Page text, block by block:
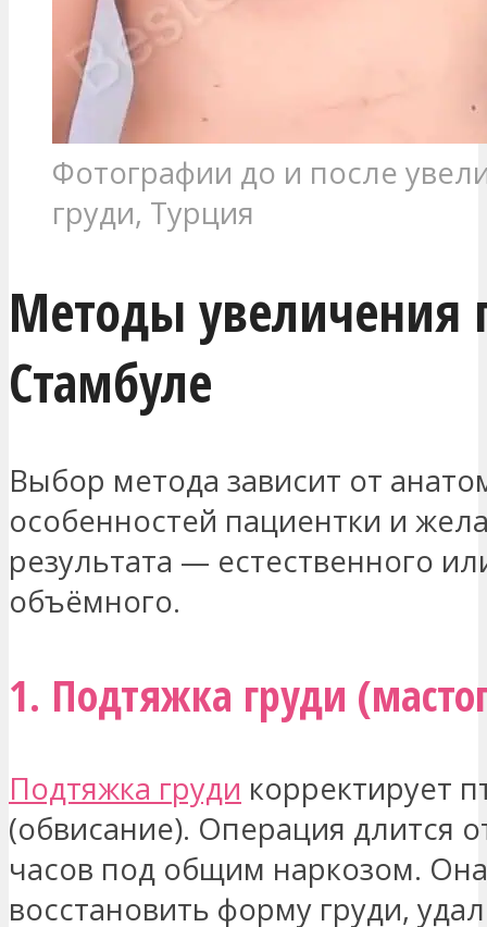
Фотографии до и после
груди, Турция
Методы увеличения
Стамбуле
Выбор метода зависит от
особенностей пациентки и
результата — естественного
объёмного.
1. Подтяжка груди
Подтяжка груди корректирует
(обвисание). Операция длится
часов под общим наркозом.
восстановить форму груди,